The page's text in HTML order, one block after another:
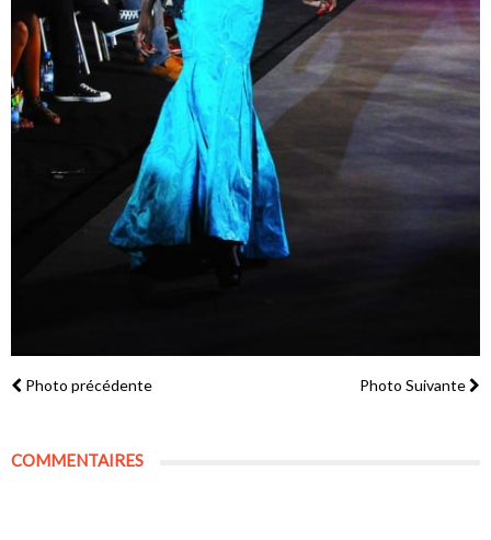
Photo précédente Photo Suivante
COMMENTAIRES